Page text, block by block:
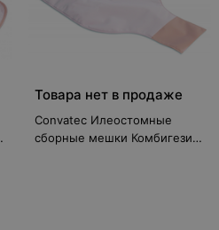
Товара нет в продаже
Convatec Илеостомные
сборные мешки Комбигезив